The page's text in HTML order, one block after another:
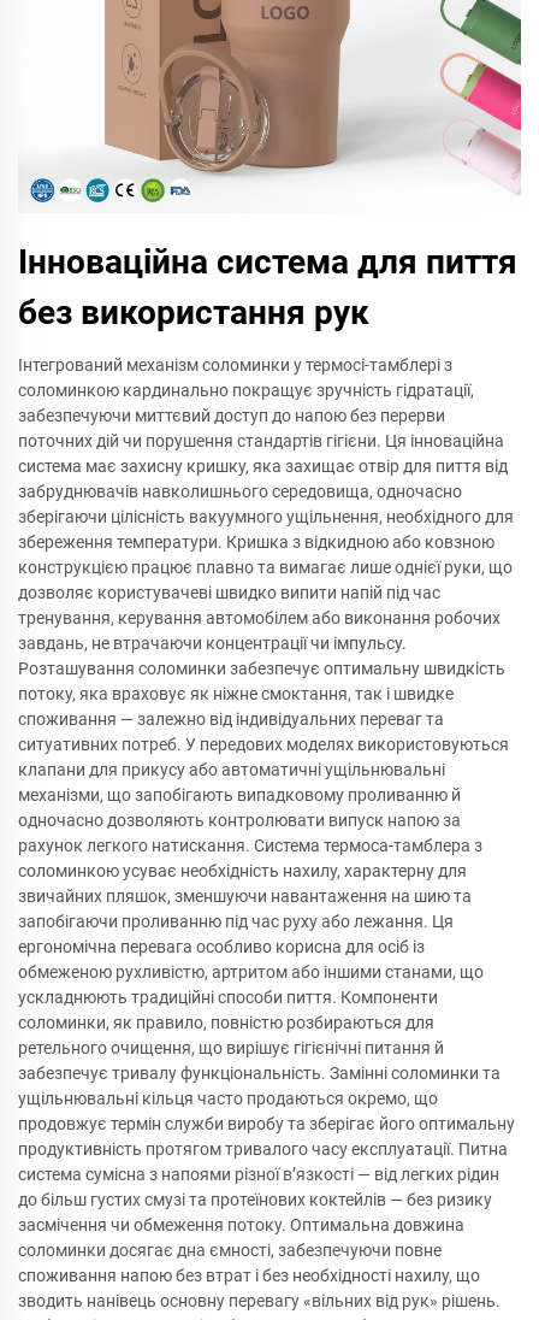
Інноваційна система для пиття
без використання рук
Інтегрований механізм соломинки у термосі-тамблері з
соломинкою кардинально покращує зручність гідратації,
забезпечуючи миттєвий доступ до напою без перерви
поточних дій чи порушення стандартів гігієни. Ця інноваційна
система має захисну кришку, яка захищає отвір для пиття від
забруднювачів навколишнього середовища, одночасно
зберігаючи цілісність вакуумного ущільнення, необхідного для
збереження температури. Кришка з відкидною або ковзною
конструкцією працює плавно та вимагає лише однієї руки, що
дозволяє користувачеві швидко випити напій під час
тренування, керування автомобілем або виконання робочих
завдань, не втрачаючи концентрації чи імпульсу.
Розташування соломинки забезпечує оптимальну швидкість
потоку, яка враховує як ніжне смоктання, так і швидке
споживання — залежно від індивідуальних переваг та
ситуативних потреб. У передових моделях використовуються
клапани для прикусу або автоматичні ущільнювальні
механізми, що запобігають випадковому проливанню й
одночасно дозволяють контролювати випуск напою за
рахунок легкого натискання. Система термоса-тамблера з
соломинкою усуває необхідність нахилу, характерну для
звичайних пляшок, зменшуючи навантаження на шию та
запобігаючи проливанню під час руху або лежання. Ця
ергономічна перевага особливо корисна для осіб із
обмеженою рухливістю, артритом або іншими станами, що
ускладнюють традиційні способи пиття. Компоненти
соломинки, як правило, повністю розбираються для
ретельного очищення, що вирішує гігієнічні питання й
забезпечує тривалу функціональність. Замінні соломинки та
ущільнювальні кільця часто продаються окремо, що
продовжує термін служби виробу та зберігає його оптимальну
продуктивність протягом тривалого часу експлуатації. Питна
система сумісна з напоями різної в’язкості — від легких рідин
до більш густих смузі та протеїнових коктейлів — без ризику
засмічення чи обмеження потоку. Оптимальна довжина
соломинки досягає дна ємності, забезпечуючи повне
споживання напою без втрат і без необхідності нахилу, що
зводить нанівець основну перевагу «вільних від рук» рішень.